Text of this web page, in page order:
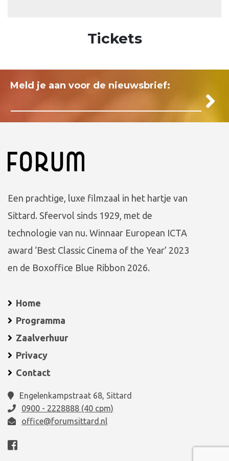
Tickets
Meld je aan voor de nieuwsbrief:
Een prachtige, luxe filmzaal in het hartje van
Sittard. Sfeervol sinds 1929, met de
technologie van nu. Winnaar European ICTA
award ‘Best Classic Cinema of the Year’ 2023
en de Boxoffice Blue Ribbon 2026.
Home
Programma
Zaalverhuur
Privacy
Contact
Engelenkampstraat 68, Sittard
0900 - 2228888 (40 cpm)
office@forumsittard.nl